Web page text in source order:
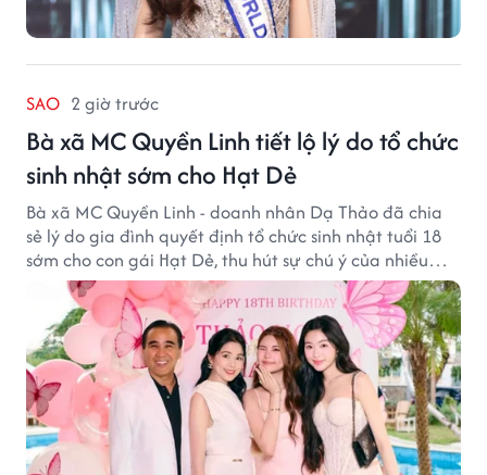
SAO 2 giờ trước
Bà xã MC Quyền Linh tiết lộ lý do tổ chức
sinh nhật sớm cho Hạt Dẻ
Bà xã MC Quyền Linh - doanh nhân Dạ Thảo đã chia
sẻ lý do gia đình quyết định tổ chức sinh nhật tuổi 18
sớm cho con gái Hạt Dẻ, thu hút sự chú ý của nhiều
người hâm mộ.